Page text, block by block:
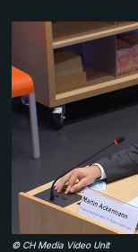
© CH Media Video Unit